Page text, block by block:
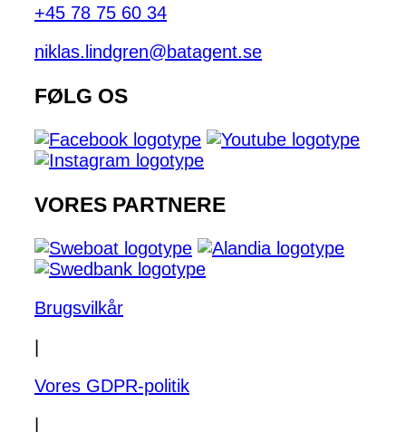
+45 78 75 60 34
niklas.lindgren@batagent.se
FØLG OS
VORES PARTNERE
Brugsvilkår
Vores GDPR-politik